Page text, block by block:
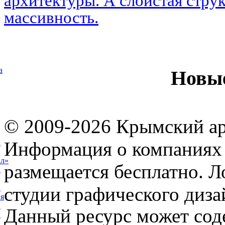
массивность.
© 2009-2026 Крымский
Информация о компаниях
размещается бесплатно.
студии графического
Данный ресурс может